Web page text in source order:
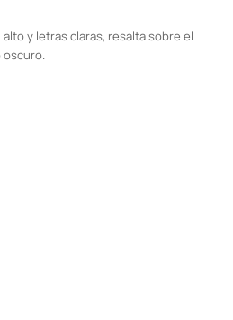
y letras claras, resalta sobre el